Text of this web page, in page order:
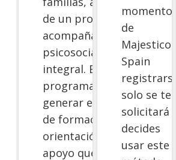
de un proceso de
acompañamiento
psicosocial
integral. Este
programa busca
generar espacios
de formación,
orientación y
apoyo que
momento
de
Majestico
Spain
registrarse,
solo se te
solicitará si
decides
usar este